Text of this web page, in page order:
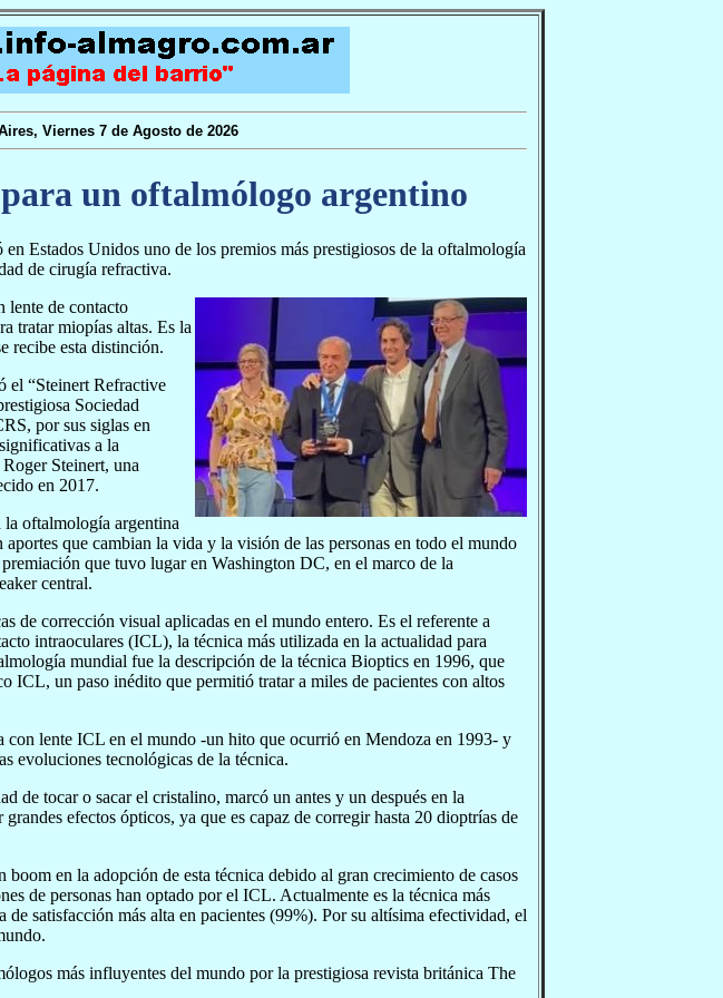
Viernes 7 de Agosto de 2026
un oftalmólogo argentino
Estados Unidos uno de los premios más prestigiosos de la oftalmología
de cirugía refractiva.
lente de contacto
tratar miopías altas. Es la
recibe esta distinción.
el “Steinert Refractive
Sociedad
por sus siglas en
a la
Steinert, una
en 2017.
la oftalmología argentina
que cambian la vida y la visión de las personas en todo el mundo
que tuvo lugar en Washington DC, en el marco de la
central.
de corrección visual aplicadas en el mundo entero. Es el referente a
intraoculares (ICL), la técnica más utilizada en la actualidad para
mundial fue la descripción de la técnica Bioptics en 1996, que
un paso inédito que permitió tratar a miles de pacientes con altos
lente ICL en el mundo -un hito que ocurrió en Mendoza en 1993- y
evoluciones tecnológicas de la técnica.
de tocar o sacar el cristalino, marcó un antes y un después en la
efectos ópticos, ya que es capaz de corregir hasta 20 dioptrías de
en la adopción de esta técnica debido al gran crecimiento de casos
de personas han optado por el ICL. Actualmente es la técnica más
de satisfacción más alta en pacientes (99%). Por su altísima efectividad, el
más influyentes del mundo por la prestigiosa revista británica The